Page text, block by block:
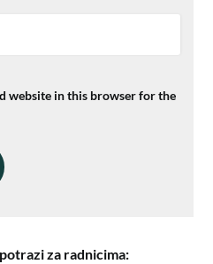
website in this browser for the
za radnicima: